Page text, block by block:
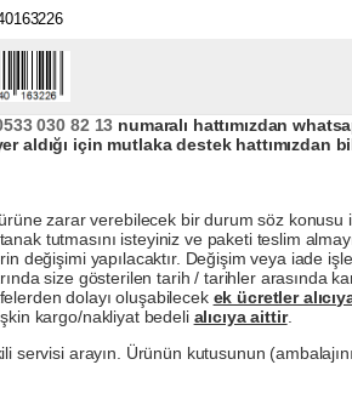
030 82 13 numaralı hattımızdan
aldığı için mutlaka destek hattımızdan
zarar verebilecek bir durum söz
tutmasını isteyiniz ve paketi teslim
değişimi yapılacaktır. Değişim veya iade
size gösterilen tarih / tarihler arasında
dolayı oluşabilecek ek ücretler
kargo/nakliyat bedeli alıcıya aittir.
servisi arayın. Ürünün kutusunun